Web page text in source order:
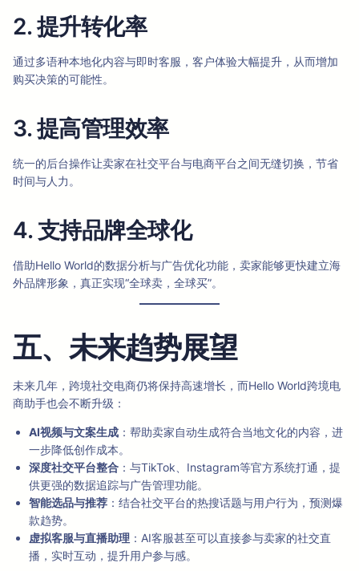
2. 提升转化率
通过多语种本地化内容与即时客服，客户体验大幅提升，从而增加
购买决策的可能性。
3. 提高管理效率
统一的后台操作让卖家在社交平台与电商平台之间无缝切换，节省
时间与人力。
4. 支持品牌全球化
借助Hello World的数据分析与广告优化功能，卖家能够更快建立海
外品牌形象，真正实现“全球卖，全球买”。
五、未来趋势展望
未来几年，跨境社交电商仍将保持高速增长，而Hello World跨境电
商助手也会不断升级：
AI视频与文案生成 ：帮助卖家自动生成符合当地文化的内容，进
一步降低创作成本。
深度社交平台整合 ：与TikTok、Instagram等官方系统打通，提
供更强的数据追踪与广告管理功能。
智能选品与推荐 ：结合社交平台的热搜话题与用户行为，预测爆
款趋势。
虚拟客服与直播助理 ：AI客服甚至可以直接参与卖家的社交直
播，实时互动，提升用户参与感。